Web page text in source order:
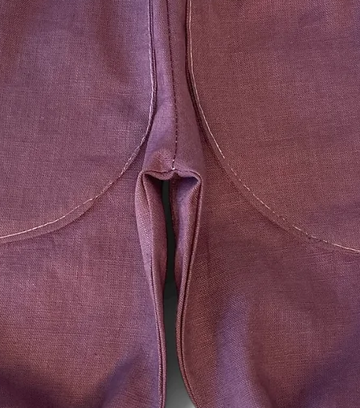
Waren wieder
Nachweis erbracht
zurückgesandt
frühere Zeitpunkt ist.
Sie haben die
spätestens binnen
dem Sie uns über
unterrichten, an uns
übergeben. Die
vor Ablauf der Frist
Sie tragen die
der Waren.
Sie müssen für
nur aufkommen,
zur Prüfung der
Funktionsweise der
Umgang mit ihnen
Ausnahmen vom
Das Widerrufsrecht
die Lieferung von
und für deren
oder Bestimmung